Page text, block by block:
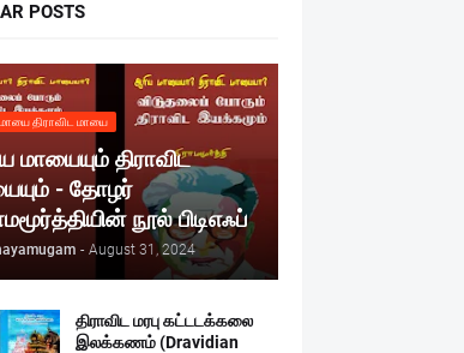
POSTS
திராவிட மாயை
மாயையும் திராவிட
- தோழர்
நூல் பிடிஎஃப்
- August 31, 2024
திராவிட மரபு கட்டடக்கலை
இலக்கணம் (Dravidian